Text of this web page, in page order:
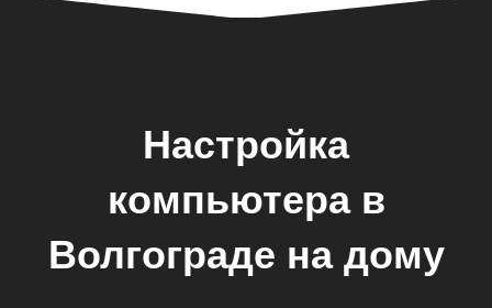
Настройка
компьютера в
Волгограде на дому